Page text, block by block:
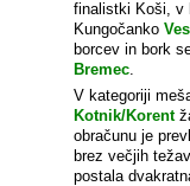
finalistki Koši, v
Kungočanko
borcev in bork
Bremec.
V kategoriji
Kotnik/Korent
obračunu je
brez večjih
postala